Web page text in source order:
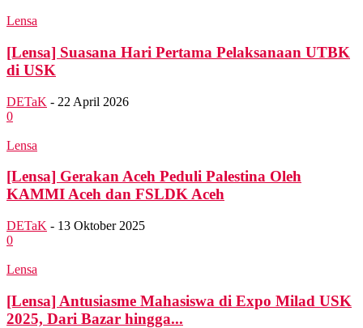
Lensa
[Lensa] Suasana Hari Pertama Pelaksanaan UTBK
di USK
DETaK - 22 April 2026
0
Lensa
[Lensa] Gerakan Aceh Peduli Palestina Oleh
KAMMI Aceh dan FSLDK Aceh
DETaK - 13 Oktober 2025
0
Lensa
[Lensa] Antusiasme Mahasiswa di Expo Milad USK
2025, Dari Bazar hingga...